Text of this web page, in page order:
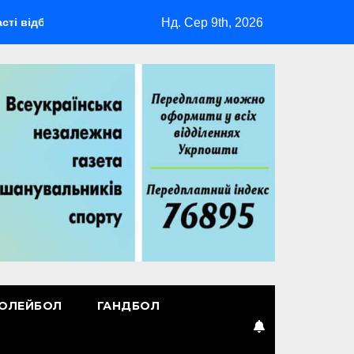
мультиспортивний табір ГАРТ 2026 – як долучитися
Нд. Сер 9th, 2026
ГАНДБОЛ